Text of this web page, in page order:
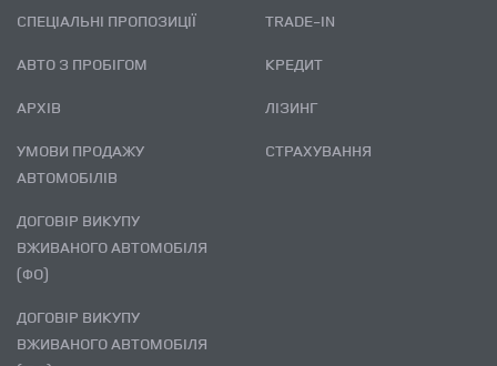
СПЕЦІАЛЬНІ ПРОПОЗИЦІЇ
АВТО З ПРОБІГОМ
АРХІВ
УМОВИ ПРОДАЖУ
АВТОМОБІЛІВ
ДОГОВІР ВИКУПУ
ВЖИВАНОГО АВТОМОБІЛЯ
(ФО)
ДОГОВІР ВИКУПУ
ВЖИВАНОГО АВТОМОБІЛЯ
TRADE-IN
КРЕДИТ
ЛІЗИНГ
СТРАХУВАННЯ